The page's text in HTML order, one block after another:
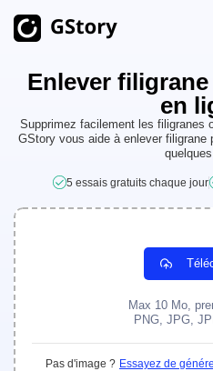
Produit
Génération IA
Illimité
Image IA en vidéo Illimité
Générateur vidéo IA
Boîtes à outils vidéo
Traducteur vidéo
Créateur de clips AI
Suppression de l'arrière-plan vidéo
Tarifs
Crédits gratuits
Histoire
Enlever
en
Supprimez facilement les filigranes
GStory vous aide à enlever
5 essais gratuits chaque jour
Max 10 Mo,
PNG, JPG,
Pas d'image ? Essayez de